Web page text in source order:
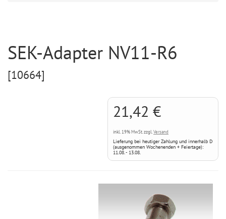
SEK-Adapter NV11-R6
[10664]
21,42 €
inkl. 19% MwSt. zzgl. Versand
Lieferung bei heutiger Zahlung und innerhalb D
(ausgenommen Wochenenden + Feiertage):
11.08. - 13.08.